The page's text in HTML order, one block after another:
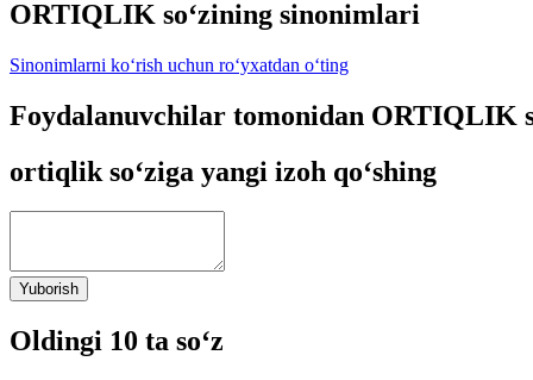
ORTIQLIK so‘zining sinonimlari
Sinonimlarni ko‘rish uchun ro‘yxatdan o‘ting
Foydalanuvchilar tomonidan ORTIQLIK
ortiqlik so‘ziga yangi izoh qo‘shing
Yuborish
Oldingi 10 ta so‘z